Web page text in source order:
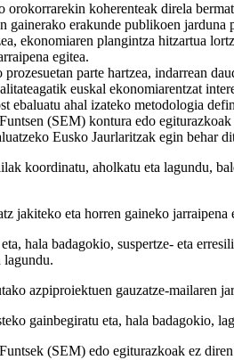
koherenteak direla
gainerako erakunde publikoen
ekonomiaren plangintza hitzartua
egitea.
parte hartzea, indarrean
euskal ekonomiarentzat
ebaluatu ahal izateko metodologia
(SEM) kontura edo
Eusko Jaurlaritzak egin behar
koordinatu, aholkatu eta lagundu,
jakiteko eta horren gaineko
hala badagokio, suspertze- eta
lagundu.
azpiproiektuen gauzatze-mailaren
gainbegiratu eta, hala badagokio,
(SEM) edo egiturazkoak ez